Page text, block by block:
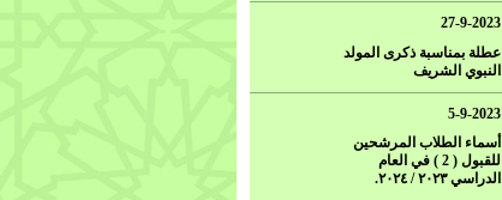
27-9-2023
عطلة بمناسبة ذكرى المولد
النبوي الشريف
5-9-2023
أسماء الطلاب المرشحين
للقبول ( 2 ) في العام
الدراسي ٢٠٢٣ / ٢٠٢٤.